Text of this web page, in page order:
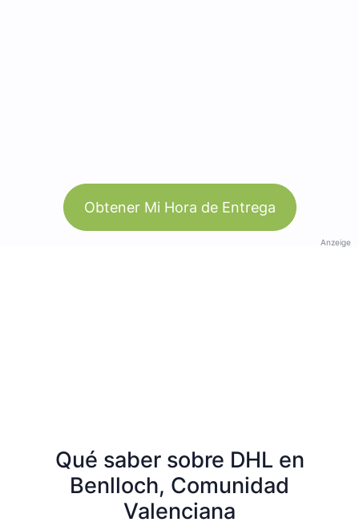
Obtener Mi Hora de Entrega
Anzeige
Qué saber sobre DHL en
Benlloch, Comunidad
Valenciana